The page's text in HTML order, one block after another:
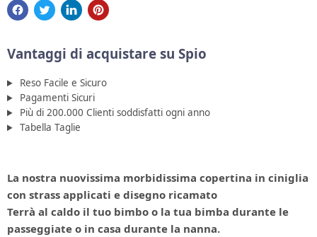
Vantaggi di acquistare su Spio
Reso Facile e Sicuro
Pagamenti Sicuri
Più di 200.000 Clienti soddisfatti ogni anno
Tabella Taglie
La nostra nuovissima morbidissima copertina in ciniglia
con strass applicati e disegno ricamato
Terrà al caldo il tuo bimbo o la tua bimba durante le
passeggiate o in casa durante la nanna.